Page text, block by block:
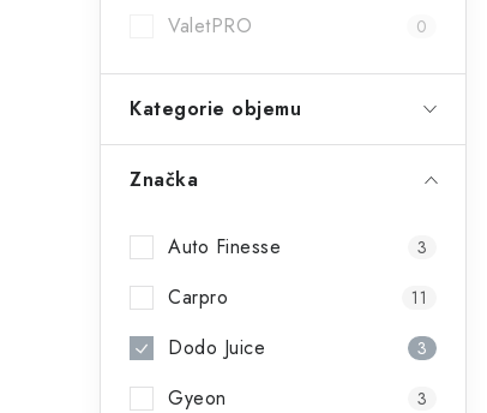
ValetPRO 0
Kategorie objemu
Značka
Auto Finesse 3
Carpro 11
Dodo Juice 3
Gyeon 3